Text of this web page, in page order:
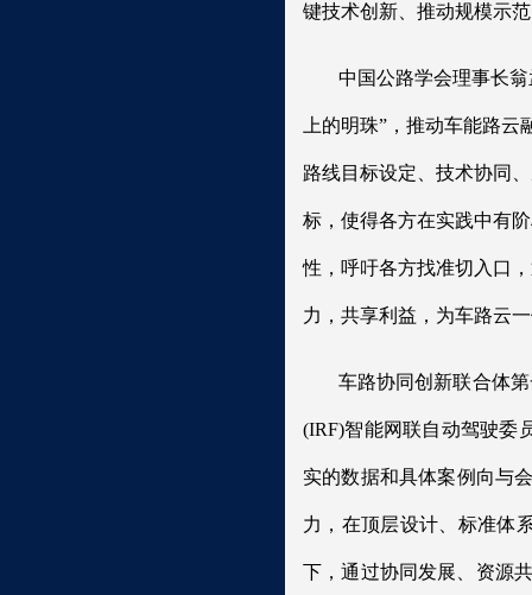
键技术创新、推动规模示
中国公路学会理事长
上的明珠”，推动车能路
路线目标设定、技术协同
标，使得各方在实践中有
性，呼吁各方找准切入口
力，共享利益，为车路云
车路协同创新联合体
(IRF)智能网联自动驾驶委
实的数据和具体案例向与
力，在顶层设计、标准体
下，通过协同发展、资源